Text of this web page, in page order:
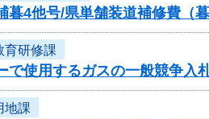
暮4他号/県単舗装道補修費（
育研修課
で使用するガスの一般競争入
地課